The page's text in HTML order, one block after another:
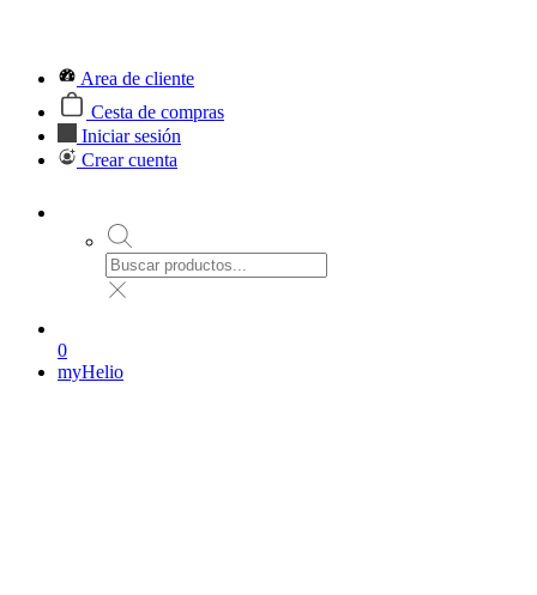
Area de cliente
Cesta de compras
Iniciar sesión
Crear cuenta
0
myHelio